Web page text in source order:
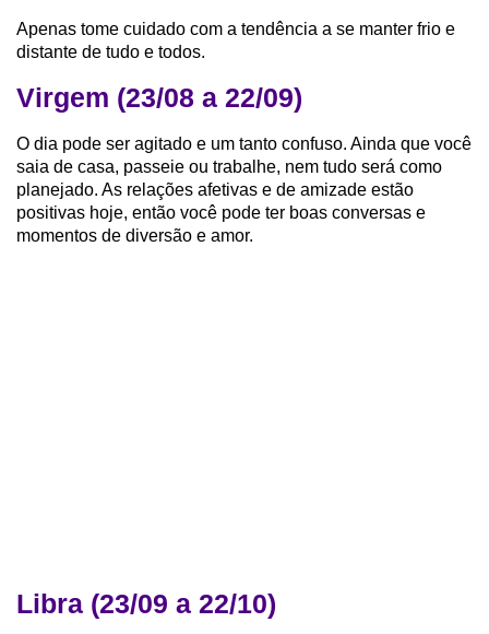
Apenas tome cuidado com a tendência a se manter frio e
distante de tudo e todos.
Virgem (23/08 a 22/09)
O dia pode ser agitado e um tanto confuso. Ainda que você
saia de casa, passeie ou trabalhe, nem tudo será como
planejado. As relações afetivas e de amizade estão
positivas hoje, então você pode ter boas conversas e
momentos de diversão e amor.
Libra (23/09 a 22/10)